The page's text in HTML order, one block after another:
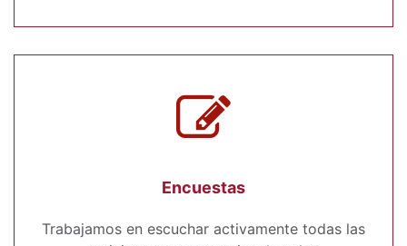
Encuestas
Trabajamos en escuchar activamente todas las